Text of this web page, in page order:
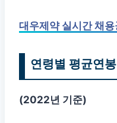
대우제약 실시간 채
연령별 평균연봉
(2022년 기준)